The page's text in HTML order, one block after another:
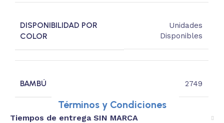
DISPONIBILIDAD POR
COLOR
Unidades
Disponibles
BAMBÚ 2749
Términos y Condiciones
Tiempos de entrega SIN MARCA